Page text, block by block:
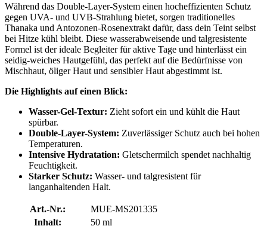
Während das Double-Layer-System einen hocheffizienten Schutz
gegen UVA- und UVB-Strahlung bietet, sorgen traditionelles
Thanaka und Antozonen-Rosenextrakt dafür, dass dein Teint selbst
bei Hitze kühl bleibt. Diese wasserabweisende und talgresistente
Formel ist der ideale Begleiter für aktive Tage und hinterlässt ein
seidig-weiches Hautgefühl, das perfekt auf die Bedürfnisse von
Mischhaut, öliger Haut und sensibler Haut abgestimmt ist.
Die Highlights auf einen Blick:
Wasser-Gel-Textur: Zieht sofort ein und kühlt die Haut
spürbar.
Double-Layer-System: Zuverlässiger Schutz auch bei hohen
Temperaturen.
Intensive Hydratation: Gletschermilch spendet nachhaltig
Feuchtigkeit.
Starker Schutz: Wasser- und talgresistent für
langanhaltenden Halt.
Art.-Nr.:
MUE-MS201335
Inhalt:
50 ml